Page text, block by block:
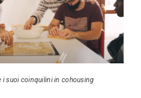
i suoi coinquilini in cohousing